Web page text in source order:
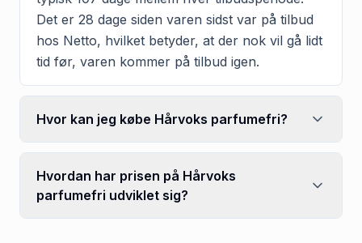
Det er 28 dage siden varen sidst var på tilbud
hos Netto, hvilket betyder, at der nok vil gå lidt
tid før, varen kommer på tilbud igen.
Hvor kan jeg købe Hårvoks parfumefri?
Hvordan har prisen på Hårvoks
parfumefri udviklet sig?